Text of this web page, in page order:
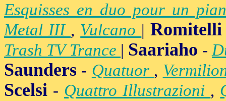
Esquisses en duo pour un
Metal III , Vulcano |Romitelli
Trash TV Trance | Saariaho -
Saunders - Quatuor ,
Scelsi - Quattro Illustrazioni ,